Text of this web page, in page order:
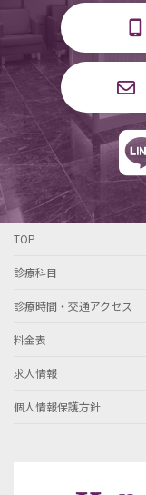
TOP
診療科目
診療時間・交通アクセス
料金表
求人情報
個人情報保護方針